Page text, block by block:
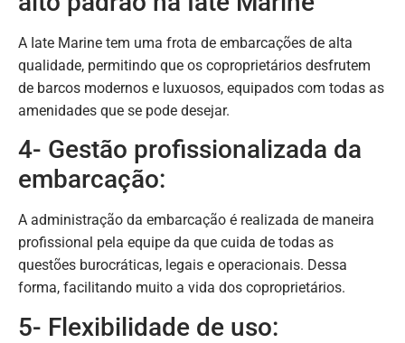
A Iate Marine tem uma frota de embarcações de alta
qualidade, permitindo que os coproprietários desfrutem
de barcos modernos e luxuosos, equipados com todas as
amenidades que se pode desejar.
4- Gestão profissionalizada da
embarcação:
A administração da embarcação é realizada de maneira
profissional pela equipe da que cuida de todas as
questões burocráticas, legais e operacionais. Dessa
forma, facilitando muito a vida dos coproprietários.
5- Flexibilidade de uso: